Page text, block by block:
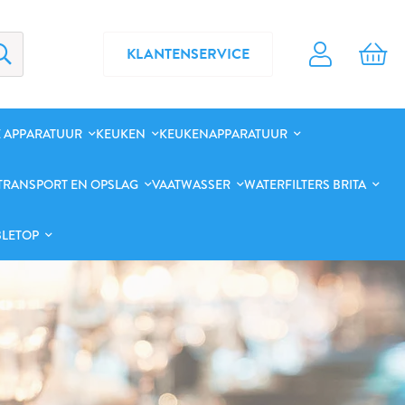
KLANTENSERVICE
KEUKEN KEUKENAPPARATUUR
EN OPSLAG VAATWASSER WATERFILTERS BRITA